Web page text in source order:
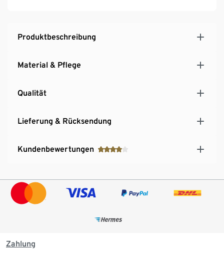
Produktbeschreibung
Material & Pflege
Qualität
Lieferung & Rücksendung
Kundenbewertungen
Zahlung